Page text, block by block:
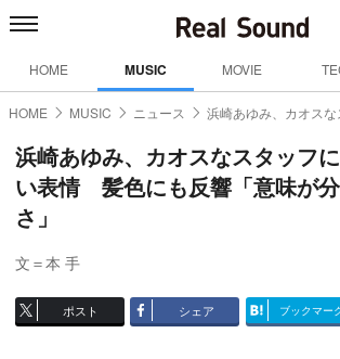
HOME MUSIC MOVIE
HOME MUSIC ニュース 浜崎あゆみ、カオス
浜崎あゆみ、カオスなスタッフ
い表情 髪色にも反響「意味が
さ」
文＝本 手
ポスト シェア ブックマー